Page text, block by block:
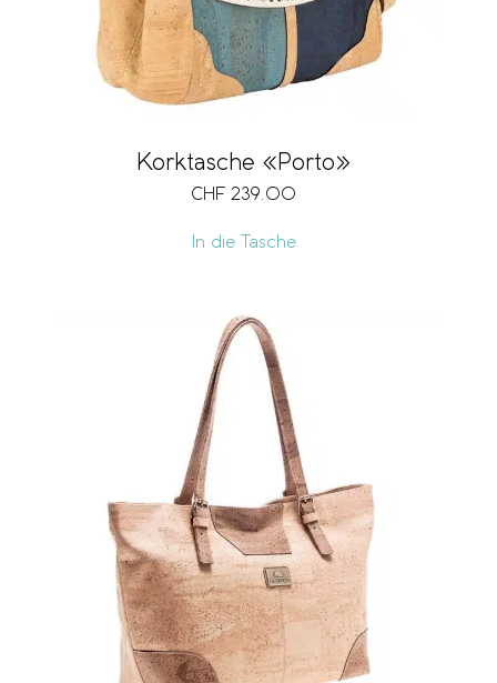
Korktasche «Porto»
CHF 239.00
In die Tasche